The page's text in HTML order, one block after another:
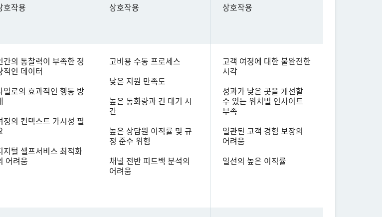
호작용 상호작용 상호작용
간의 통찰력이 부족한 정
적인 데이터
일로의 효과적인 행동 방
정의 컨텍스트 가시성 필
지털 셀프서비스 최적화
어려움
고비용 수동 프로세스
낮은 지원 만족도
높은 통화량과 긴 대기 시
간
높은 상담원 이직률 및 규
정 준수 위험
채널 전반 피드백 분석의
어려움
고객 여정에 대한 불완전한
시각
성과가 낮은 곳을 개선할
수 있는 위치별 인사이트
부족
일관된 고객 경험 보장의
어려움
일선의 높은 이직률